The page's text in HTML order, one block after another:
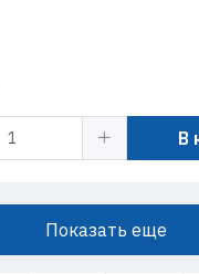
В
Показать еще